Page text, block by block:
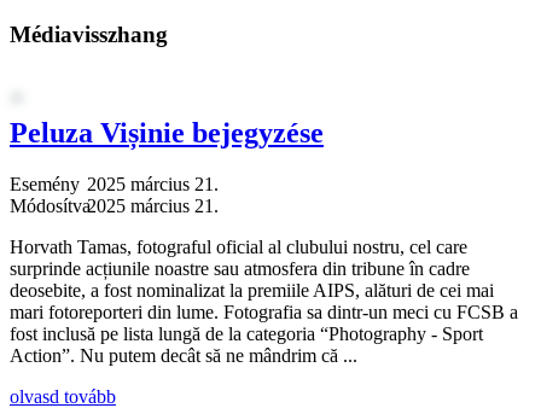
Médiavisszhang
Peluza Vișinie bejegyzése
Esemény 2025 március 21.
Módosítva2025 március 21.
Horvath Tamas, fotograful oficial al clubului nostru, cel care
surprinde acțiunile noastre sau atmosfera din tribune în cadre
deosebite, a fost nominalizat la premiile AIPS, alături de cei mai
mari fotoreporteri din lume. Fotografia sa dintr-un meci cu FCSB a
fost inclusă pe lista lungă de la categoria “Photography - Sport
Action”. Nu putem decât să ne mândrim că ...
olvasd tovább